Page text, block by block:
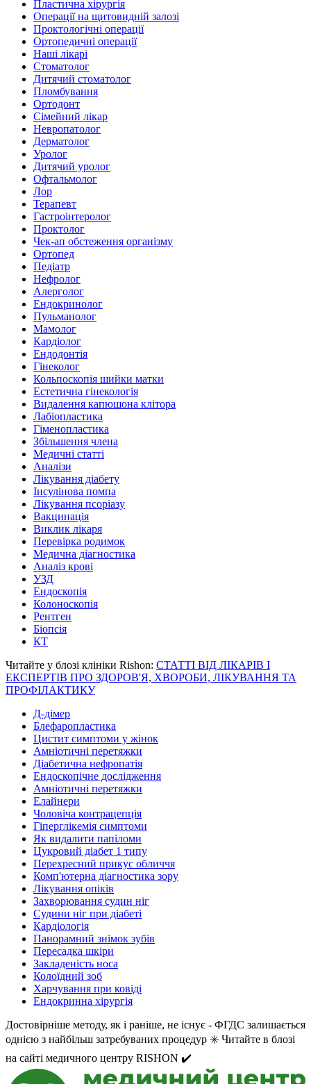
Пластична хірургія
Операції на щитовидній залозі
Проктологічні операції
Ортопедичні операції
Наші лікарі
Стоматолог
Дитячий стоматолог
Пломбування
Ортодонт
Сімейний лікар
Невропатолог
Дерматолог
Уролог
Дитячий уролог
Офтальмолог
Лор
Терапевт
Гастроінтеролог
Проктолог
Чек-ап обстеження організму
Ортопед
Педіатр
Нефролог
Алерголог
Ендокринолог
Пульманолог
Мамолог
Кардіолог
Ендодонтія
Гінеколог
Кольпоскопія шийки матки
Естетична гінекологія
Видалення капюшона клітора
Лабіопластика
Гіменопластика
Збільшення члена
Медичні статті
Аналізи
Лікування діабету
Інсулінова помпа
Лікування псоріазу
Вакцинація
Виклик лікаря
Перевірка родимок
Медична діагностика
Аналіз крові
УЗД
Ендоскопія
Колоноскопія
Рентген
Біопсія
КТ
Читайте у блозі клініки Rishon: СТАТТІ ВІД ЛІКАРІВ І
ЕКСПЕРТІВ ПРО ЗДОРОВ'Я, ХВОРОБИ, ЛІКУВАННЯ ТА
ПРОФІЛАКТИКУ
Д-дімер
Блефаропластика
Цистит симптоми у жінок
Амніотичні перетяжки
Діабетична нефропатія
Ендоскопічне дослідження
Амніотичні перетяжки
Елайнери
Чоловіча контрацепція
Гіперглікемія симптоми
Як видалити папіломи
Цукровий діабет 1 типу
Перехресний прикус обличчя
Комп'ютерна діагностика зору
Лікування опіків
Захворювання судин ніг
Судини ніг при діабеті
Кардіологія
Панорамний знімок зубів
Пересадка шкіри
Закладеність носа
Колоїдний зоб
Харчування при ковіді
Ендокринна хірургія
Достовірніше методу, як і раніше, не існує - ФГДС залишається
однією з найбільш затребуваних процедур ✳️ Читайте в блозі
на сайті медичного центру RISHON ✔️